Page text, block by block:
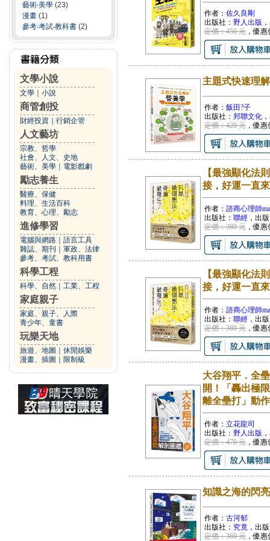
藝術‧美學 (23)
漫畫 (1)
參考‧考試‧教科書 (2)
文學小說
文學 小說
商管創投
財經投資 行銷企管
人文藝坊
宗教、哲學
社會、人文、史地
藝術、美學
電影戲劇
勵志養生
醫療、保健
料理、生活百科
教育、心理、勵志
進修學習
電腦與網路
語言工具
雜誌、期刊
軍政、法律
參考、考試、教科用書
科學工程
科學、自然 工業、工程
家庭親子
家庭、親子、人際
青少年、童書
玩樂天地
旅遊、地圖
休閒娛樂
漫畫、插圖
限制級
作者： 佐久良剛
出版社： 野人出版
定價：450 元，優惠
主題式快速理
作者： 飯田?子
出版社： 邦聯文化
定價：420 元，優惠
【最強顯化法
接，好運一直來
作者： 諮商心理師
出版社： 聯經，出
定價：380 元，優惠
【最強顯化法
接，好運一直
作者： 諮商心理師
出版社： 聯經，出
定價：380 元，優惠
大谷翔平．全
開！「轟出極
離全壘打」動
作者： 立花龍司
出版社： 野人出版
定價：470 元，優惠
知識之海的閃
作者： 古河郁
出版社： 究竟，出
定價：360 元，優惠